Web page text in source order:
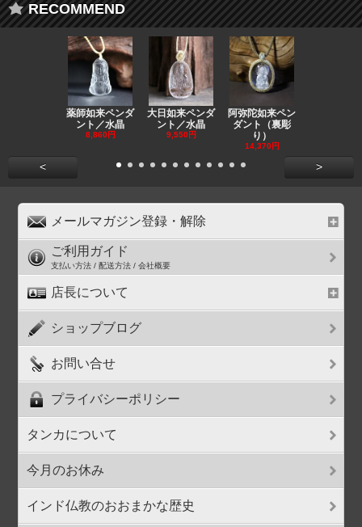
RECOMMEND
薬師如来ペンダ
ント／水晶
8,860円
大日如来ペンダ
ント／水晶
9,550円
阿弥陀如来ペン
ダント（裏彫
り）
14,370円
< >
メールマガジン登録・解除
ご利用ガイド
支払い方法 / 配送方法 / 会社概要
店長について
ショップブログ
お問い合せ
プライバシーポリシー
タンカについて
今月のお休み
インド仏教のおおまかな歴史